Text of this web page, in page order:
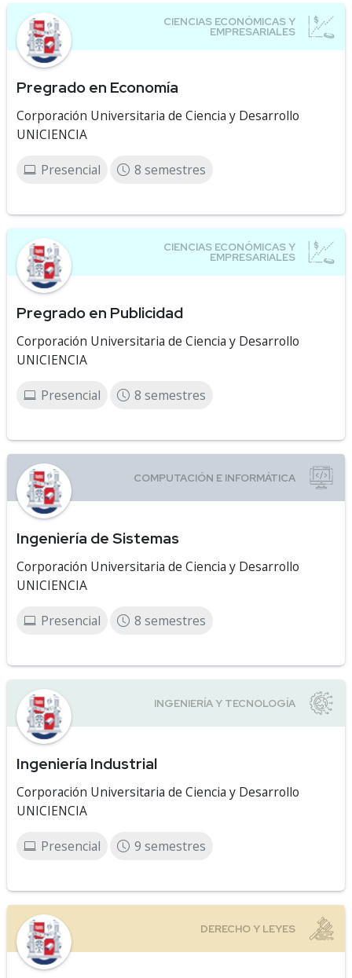
Pregrado en Economía
Corporación Universitaria de Ciencia y Desarrollo
UNICIENCIA
Presencial 8 semestres
Pregrado en Publicidad
Corporación Universitaria de Ciencia y Desarrollo
UNICIENCIA
Presencial 8 semestres
Ingeniería de Sistemas
Corporación Universitaria de Ciencia y Desarrollo
UNICIENCIA
Presencial 8 semestres
Ingeniería Industrial
Corporación Universitaria de Ciencia y Desarrollo
UNICIENCIA
Presencial 9 semestres